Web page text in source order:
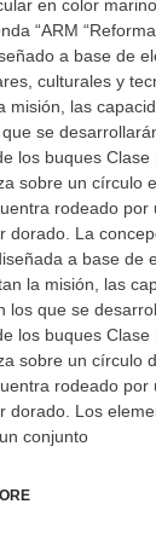
en color
“ARM
a base de
culturales y
misión, las
se
los buques Clase
sobre un círculo
rodeado por
dorado. La
a base de
la misión, las
los que se
los buques Clase
sobre un círculo
rodeado por
dorado. Los
conjunto